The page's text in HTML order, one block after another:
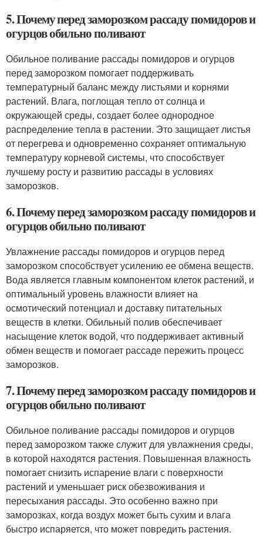
5. Почему перед заморозком рассаду помидоров и
огурцов обильно поливают
Обильное поливание рассады помидоров и огурцов
перед заморозком помогает поддерживать
температурный баланс между листьями и корнями
растений. Влага, поглощая тепло от солнца и
окружающей среды, создает более однородное
распределение тепла в растении. Это защищает листья
от перегрева и одновременно сохраняет оптимальную
температуру корневой системы, что способствует
лучшему росту и развитию рассады в условиях
заморозков.
6. Почему перед заморозком рассаду помидоров и
огурцов обильно поливают
Увлажнение рассады помидоров и огурцов перед
заморозком способствует усилению ее обмена веществ.
Вода является главным компонентом клеток растений, и
оптимальный уровень влажности влияет на
осмотический потенциал и доставку питательных
веществ в клетки. Обильный полив обеспечивает
насыщение клеток водой, что поддерживает активный
обмен веществ и помогает рассаде пережить процесс
заморозков.
7. Почему перед заморозком рассаду помидоров и
огурцов обильно поливают
Обильное поливание рассады помидоров и огурцов
перед заморозком также служит для увлажнения среды,
в которой находятся растения. Повышенная влажность
помогает снизить испарение влаги с поверхности
растений и уменьшает риск обезвоживания и
пересыхания рассады. Это особенно важно при
заморозках, когда воздух может быть сухим и влага
быстро испаряется, что может повредить растения.